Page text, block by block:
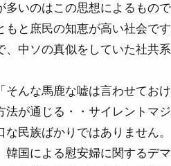
いのはこの思想によるもので
もと庶民の知恵が高い社会で
、中ソの真似をしていた社共
そんな馬鹿な嘘は言わせてお
法が通じる・・サイレントマ
民族ばかりではありません。
国による慰安婦に関するデ